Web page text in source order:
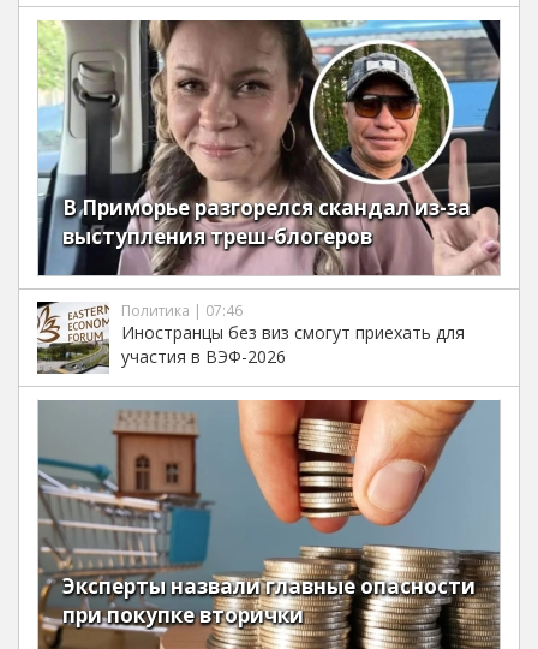
В Приморье разгорелся скандал из-за
выступления треш-блогеров
Политика | 07:46
Иностранцы без виз смогут приехать для
участия в ВЭФ-2026
Эксперты назвали главные опасности
при покупке вторички